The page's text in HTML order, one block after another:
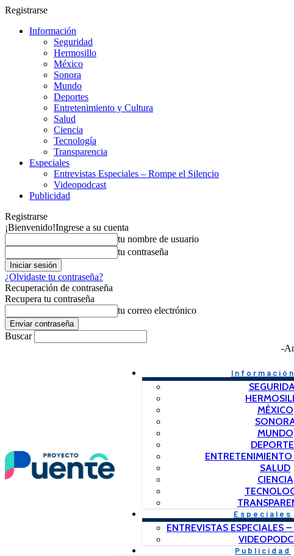
Registrarse
Información
Seguridad
Hermosillo
México
Sonora
Mundo
Deportes
Entretenimiento y Cultura
Salud
Ciencia
Tecnología
Transparencia
Especiales
Entrevistas Especiales – Rompe el Silencio
Videopodcast
Publicidad
Registrarse
¡Bienvenido!Ingrese a su cuenta
tu nombre de usuario
tu contraseña
¿Olvidaste tu contraseña?
Recuperación de contraseña
Recupera tu contraseña
tu correo electrónico
Buscar
-
Información
MÉXICO
MUNDO
SALUD
CIENCIA
Especiales
ENTREVISTAS ESPECIALES
Publicidad